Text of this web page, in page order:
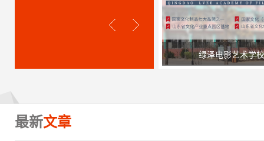
绿泽电影艺术学
最新文章